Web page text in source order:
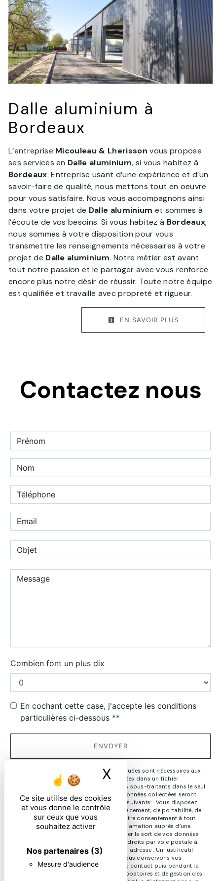
Ce site utilise des cookies
et vous donne le contrôle
sur ceux que vous
souhaitez activer
Nos partenaires (3)
Mesure d'audience
X Masquer le
Dalle aluminium à
Bordeaux
L’entreprise Micouleau & Lherisson vous propose
ses services en Dalle aluminium, si vous habitez à
Bordeaux. Entreprise usant d’une expérience et d’un
savoir-faire de qualité, nous mettons tout en oeuvre
pour vous satisfaire. Nous vous accompagnons ainsi
dans votre projet de Dalle aluminium et sommes à
l’écoute de vos besoins. Si vous habitez à Bordeaux,
nous sommes à votre disposition pour vous
transmettre les renseignements nécessaires à votre
projet de Dalle aluminium. Notre métier est avant
tout notre passion et le partager avec vous renforce
encore plus notre désir de réussir. Toute notre équipe
est qualifiée et travaille avec propreté et rigueur.
EN SAVOIR PLUS
Contactez nous
Combien font un plus dix
En cochant cette case, j'accepte les conditions
particulières ci-dessous **
ENVOYER
** Les données personnelles communiquées sont nécessaires aux
fins de vous contacter et sont enregistrées dans un fichier
informatisé. Elles sont destinées à et ses sous-traitants dans le seul
but de répondre à votre message. Les données collectées seront
communiquées aux seuls destinataires suivants: . Vous disposez
de droits d’accès, de rectification, d’effacement, de portabilité, de
limitation, d’opposition, de retrait de votre consentement à tout
moment et du droit d’introduire une réclamation auprès d’une
autorité de contrôle, ainsi que d’organiser le sort de vos données
post-mortem. Vous pouvez exercer ces droits par voie postale à
l'adresse ou par courrier électronique à l'adresse . Un justificatif
d'identité pourra vous être demandé. Nous conservons vos
données pendant la période de prise de contact puis pendant la
durée de prescription légale aux fins probatoires et de gestion des